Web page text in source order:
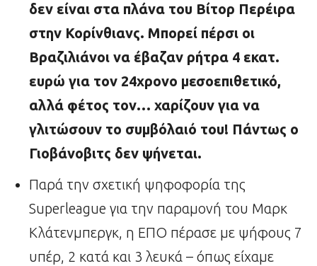
δεν είναι στα πλάνα του Βίτορ Περέιρα
στην Κορίνθιανς. Μπορεί πέρσι οι
Βραζιλιάνοι να έβαζαν ρήτρα 4 εκατ.
ευρώ για τον 24χρονο μεσοεπιθετικό,
αλλά φέτος τον… χαρίζουν για να
γλιτώσουν το συμβόλαιό του! Πάντως ο
Γιοβάνοβιτς δεν ψήνεται.
Παρά την σχετική ψηφοφορία της
Superleague για την παραμονή του Μαρκ
Κλάτενμπεργκ, η ΕΠΟ πέρασε με ψήφους 7
υπέρ, 2 κατά και 3 λευκά – όπως είχαμε